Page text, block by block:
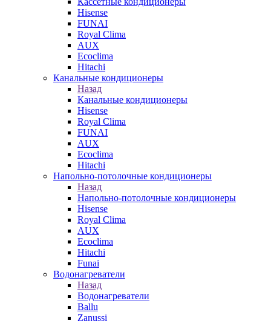
Hisense
FUNAI
Royal Clima
AUX
Ecoclima
Hitachi
Канальные кондиционеры
Назад
Канальные кондиционеры
Hisense
Royal Clima
FUNAI
AUX
Ecoclima
Hitachi
Напольно-потолочные кондиционеры
Назад
Напольно-потолочные кондиционеры
Hisense
Royal Clima
AUX
Ecoclima
Hitachi
Funai
Водонагреватели
Назад
Водонагреватели
Ballu
Zanussi